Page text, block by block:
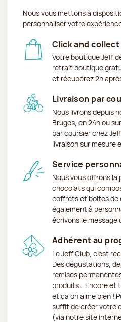
Nous vous mettons à
personnaliser votre
Click and collect
Votre boutique Jeff
retrait boutique
et récupérez 2h
Livraison par
Nous livrons depuis
Bruges, en 24h ou
par coursier chez
livraison sur mesure
Service
Nous vous offrons la
chocolats qui
coffrets et boites de
également à
écrivons le message
Adhérent au
Le Jeff Club, c’est
Des dégustations,
remises
produits… Encore et
et ça on aime bien !
suffit de créer votre
(via notre site